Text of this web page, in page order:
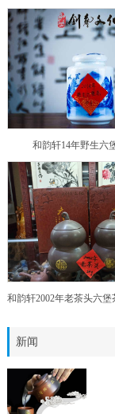
和韵轩14年野生六
新闻